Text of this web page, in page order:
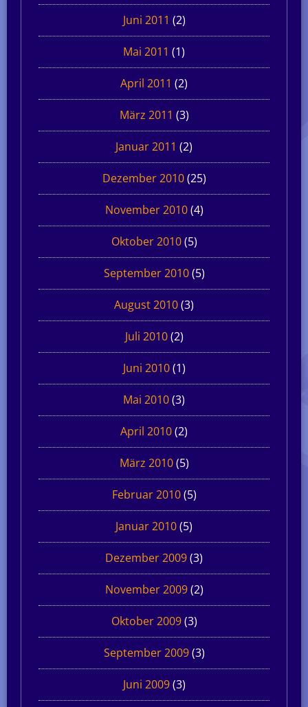
Juni 2011 (2)
Mai 2011 (1)
April 2011 (2)
März 2011 (3)
Januar 2011 (2)
Dezember 2010(25)
November 2010(4)
Oktober 2010(5)
September 2010(5)
August 2010(3)
Juli 2010(2)
Juni 2010(1)
Mai 2010(3)
April 2010(2)
März 2010(5)
Februar 2010(5)
Januar 2010(5)
Dezember 2009(3)
November 2009(2)
Oktober 2009(3)
September 2009(3)
Juni 2009(3)